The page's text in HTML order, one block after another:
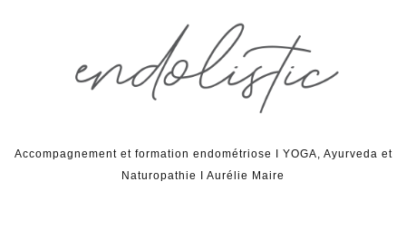
Accompagnement et formation endométriose I YOGA, Ayurveda et
Naturopathie I Aurélie Maire